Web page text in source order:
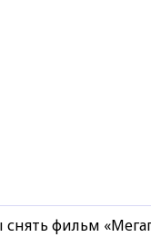
фильм